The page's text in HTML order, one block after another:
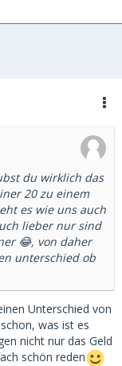
du wirklich das
20 zu einem
es wie uns auch
lieber nur sind
😂, von daher
unterschied ob
Unterschied von
was ist es
nicht nur das Geld
schön reden